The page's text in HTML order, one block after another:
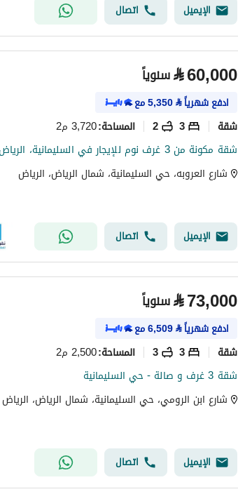
الإيميل اتصال
⃁60,000 سنوياً
ادفع شهرياً⃁
5,350مع
شقة 3
2 المساحة:3,720 م2
شقة مكونة من 3 غرف نوم للإيجار في السليمانية، الرياض
شارع العروبه، حي السليمانية، شمال الرياض، الرياض
الإيميل اتصال
⃁73,000 سنوياً
ادفع شهرياً⃁
6,509مع
شقة 3
3 المساحة:2,500 م2
شقة 3 غرف و صالة - حي السليمانية
شارع ابن الرومي، حي السليمانية، شمال الرياض، الرياض
الإيميل اتصال